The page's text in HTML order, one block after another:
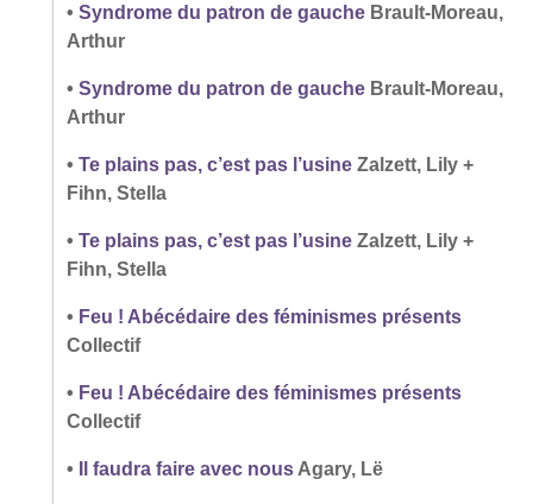
•Syndrome du patron de gauche Brault-Moreau,
Arthur
•Syndrome du patron de gauche Brault-Moreau,
Arthur
•Te plains pas, c’est pas l’usine Zalzett, Lily +
Fihn, Stella
•Te plains pas, c’est pas l’usine Zalzett, Lily +
Fihn, Stella
• Feu ! Abécédaire des féminismes présents
Collectif
• Feu ! Abécédaire des féminismes présents
Collectif
• Il faudra faire avec nous Agary, Lë